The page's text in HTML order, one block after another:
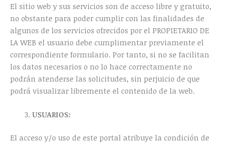
El sitio web y sus servicios son de acceso libre y gratuito,
no obstante para poder cumplir con las finalidades de
algunos de los servicios ofrecidos por el PROPIETARIO DE
LA WEB el usuario debe cumplimentar previamente el
correspondiente formulario. Por tanto, si no se facilitan
los datos necesarios o no lo hace correctamente no
podrán atenderse las solicitudes, sin perjuicio de que
podrá visualizar libremente el contenido de la web.
USUARIOS:
El acceso y/o uso de este portal atribuye la condición de